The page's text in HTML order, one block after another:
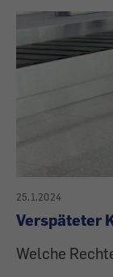
25.1.2024
Verspäteter
Welche